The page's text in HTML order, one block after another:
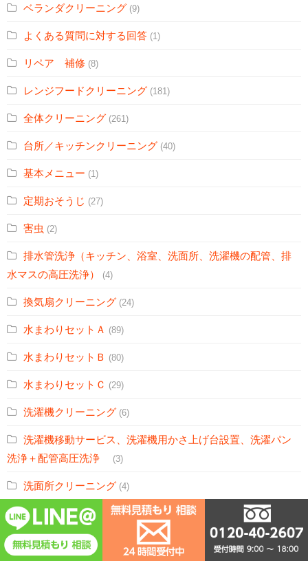
ベランダクリーニング (9)
よくある質問に対する回答 (1)
リペア 補修 (8)
レンジフードクリーニング (181)
全体クリーニング (261)
台所／キッチンクリーニング (40)
基本メニュー (1)
定期おそうじ (27)
害虫 (2)
排水管洗浄（キッチン、浴室、洗面所、洗濯機の配管、排
水マスの高圧洗浄）
(4)
換気扇クリーニング (24)
水まわりセットＡ (89)
水まわりセットＢ (80)
水まわりセットＣ (29)
洗濯機クリーニング (6)
洗濯機移動サービス、洗濯機用かさ上げ台設置、洗濯パン
洗浄＋配管高圧洗浄
(3)
洗面所クリーニング (4)
浴室・トイレ・洗面所セット (3)
浴室・トイレセット